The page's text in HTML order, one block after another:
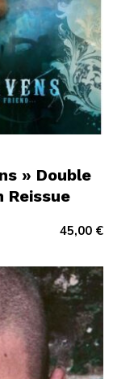
» Double
Reissue
45,00 €